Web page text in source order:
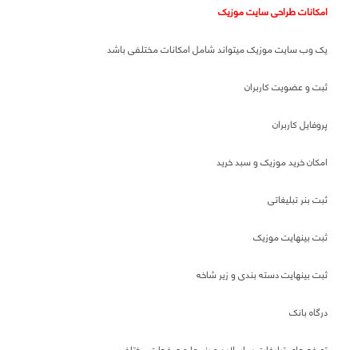
امکانات طراحی سایت موزیک
یک وب سایت موزیک میتواند شامل امکانات مختلفی باشد
ثبت و عضویت کاربران
پروفایل کاربران
امکان خرید موزیک و سبد خرید
ثبت بنر تبلیغاتی
ثبت بینهایت موزیک
ثبت بینهایت دسته بندی و زیر شاخه
درگاه بانک